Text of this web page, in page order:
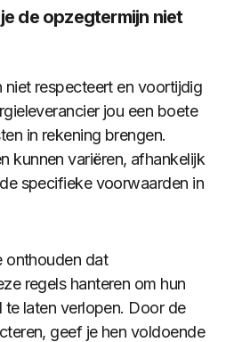
de opzegtermijn niet
niet respecteert en voortijdig
jou een boete
in rekening brengen.
kunnen variëren, afhankelijk
specifieke voorwaarden in
onthouden dat
regels hanteren om hun
laten verlopen. Door de
geef je hen voldoende